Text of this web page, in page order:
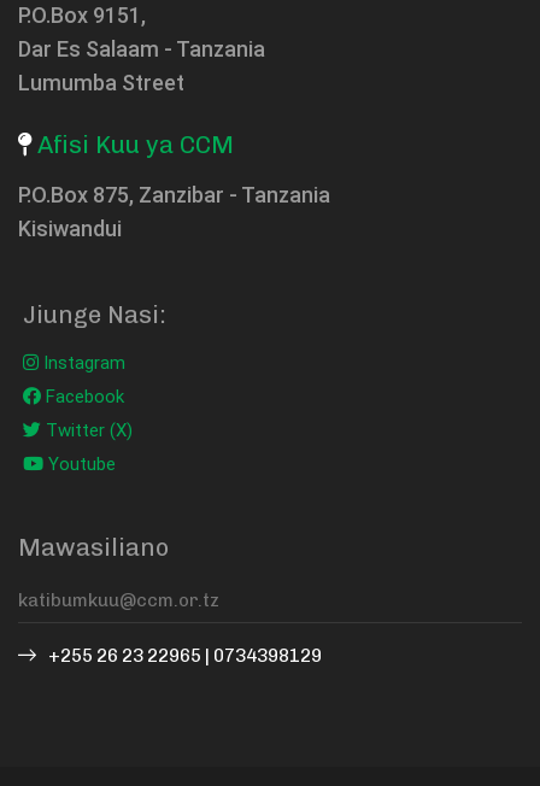
P.O.Box 9151,
Dar Es Salaam - Tanzania
Lumumba Street
Afisi Kuu ya CCM
P.O.Box 875, Zanzibar - Tanzania
Kisiwandui
Jiunge Nasi:
Instagram
Facebook
Twitter (X)
Youtube
Mawasiliano
+255 26 23 22965 | 0734398129